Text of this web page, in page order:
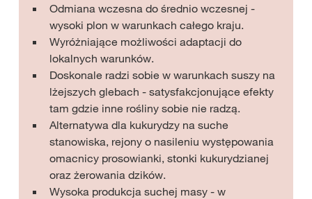
Odmiana wczesna do średnio wczesnej -
wysoki plon w warunkach całego kraju.
Wyróżniające możliwości adaptacji do
lokalnych warunków.
Doskonale radzi sobie w warunkach suszy na
lżejszych glebach - satysfakcjonujące efekty
tam gdzie inne rośliny sobie nie radzą.
Alternatywa dla kukurydzy na suche
stanowiska, rejony o nasileniu występowania
omacnicy prosowianki, stonki kukurydzianej
oraz żerowania dzików.
Wysoka produkcja suchej masy - w